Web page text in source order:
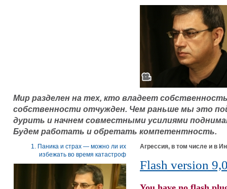
Мир разделен на тех, кто владеет
собственности отчужден. Чем раньше мы это
дурить и начнем совместными усилиями
Будем работать и обретать компетентность.
1. Паника и страх — можно ли их
избежать во время катастроф
Агрессия, в том числе и в
Flash version